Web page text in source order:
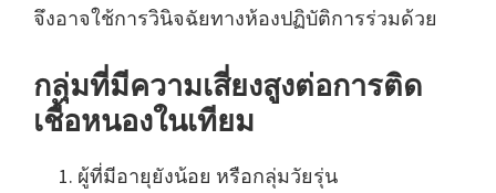
จึงอาจใช้การวินิจฉัยทางห้องปฏิบัติการร่วมด้วย
กลุ่มที่มีความเสี่ยงสูงต่อการติด
เชื้อหนองในเทียม
ผู้ที่มีอายุยังน้อย หรือกลุ่มวัยรุ่น